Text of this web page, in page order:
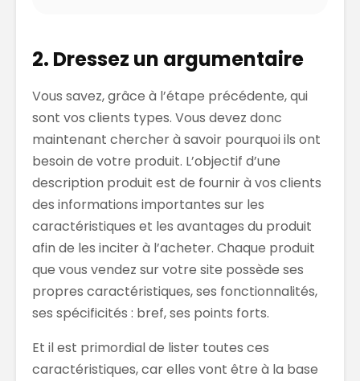
2. Dressez un argumentaire
Vous savez, grâce à l’étape précédente, qui
sont vos clients types. Vous devez donc
maintenant chercher à savoir pourquoi ils ont
besoin de votre produit. L’objectif d’une
description produit est de fournir à vos clients
des informations importantes sur les
caractéristiques et les avantages du produit
afin de les inciter à l’acheter. Chaque produit
que vous vendez sur votre site possède ses
propres caractéristiques, ses fonctionnalités,
ses spécificités : bref, ses points forts.
Et il est primordial de lister toutes ces
caractéristiques, car elles vont être à la base